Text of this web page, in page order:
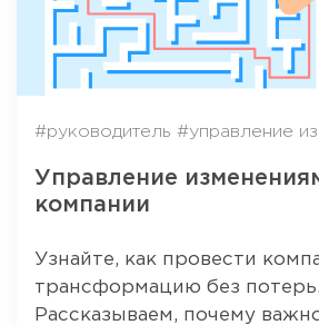
#руководитель #управление
Управление
компании
Узнайте, как провести
трансформацию без потерь.
Рассказываем, почему